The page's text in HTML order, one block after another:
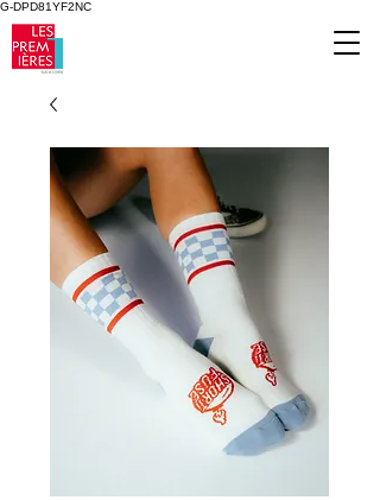
G-DPD81YF2NC